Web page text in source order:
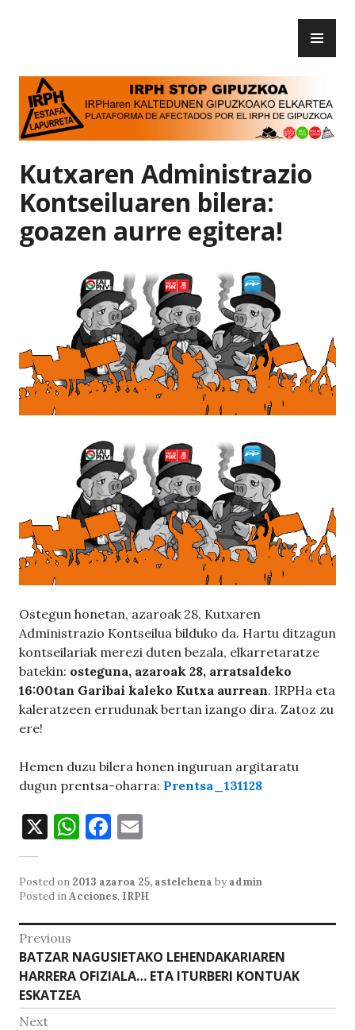
Kutxaren Administrazio
Kontseiluaren bilera:
goazen aurre egitera!
Ostegun honetan, azaroak 28, Kutxaren
Administrazio Kontseilua bilduko da. Hartu ditzagun
kontseilariak merezi duten bezala, elkarretaratze
batekin: osteguna, azaroak 28, arratsaldeko
16:00tan Garibai kaleko Kutxa aurrean. IRPHa eta
kaleratzeen errudunak bertan izango dira. Zatoz zu
ere!
Hemen duzu bilera honen inguruan argitaratu
dugun prentsa-oharra: Prentsa_131128
X W
at
s
A
p
p
F
c
e
b
o
o
k
ai
l
Posted on 2013 azaroa 25, astelehena by admin
Posted inAcciones, IRPH
Bidalketetan
zehar
nabigatu
Previous
Previous
post:
BATZAR NAGUSIETAKO LEHENDAKARIAREN
HARRERA OFIZIALA… ETA ITURBERI KONTUAK
ESKATZEA
Next